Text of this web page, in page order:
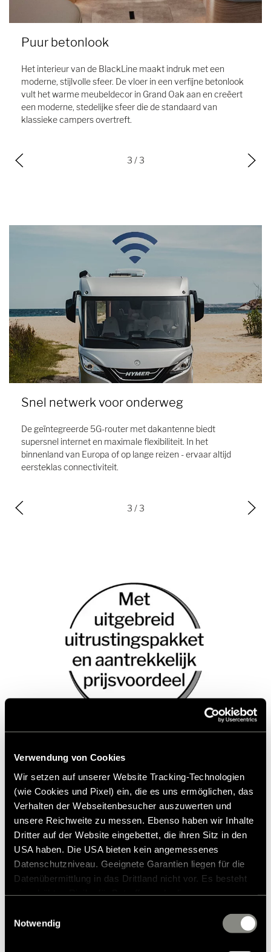
Verwendung von Cookies
Wir setzen auf unserer Website Tracking-Technologien
(wie Cookies und Pixel) ein, die es uns ermöglichen, das
Verhalten der Webseitenbesucher auszuwerten und
unsere Reichweite zu messen. Ebenso haben wir Inhalte
Dritter auf der Website eingebettet, die ihren Sitz in den
USA haben. Die USA bieten kein angemessenes
Datenschutzniveau. Geeignete Garantien liegen für die
Datenübermittlung in das Drittland nicht vor. Es besteht
zustehen. Eingesetzte Dienstleister können Daten für
Notwendig
Puur betonlook
Het interieur van de BlackLine maakt indruk met een
moderne, stijlvolle sfeer. De vloer in een verfijne betonlook
vult het warme meubeldecor in Grand Oak aan en creëert
een moderne, stedelijke sfeer die de standaard van
klassieke campers overtreft.
3 / 3
Snel netwerk voor onderweg
De geïntegreerde 5G-router met dakantenne biedt
supersnel internet en maximale flexibiliteit. In het
binnenland van Europa of op lange reizen - ervaar altijd
eersteklas connectiviteit.
3 / 3
Elegant zwart, volledig comfort
De Hymer B-ML T BlackLine wordt
gekenmerkt door een sterk design, techniek
met visie en comfort zonder compromissen.
Ontdek de vele extra's en profiteer van het
aantrekkelijke prijsvoordeel.
Heeft u al besloten of nog vragen? Uw